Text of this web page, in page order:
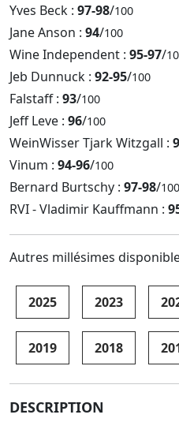
Yves Beck : 97-98/100
Jane Anson : 94/100
Wine Independent : 95-97/
Jeb Dunnuck : 92-95/100
Falstaff : 93/100
Jeff Leve : 96/100
WeinWisser Tjark Witzgall :
Vinum : 94-96/100
Bernard Burtschy : 97-98/100
RVI - Vladimir Kauffmann :
Autres millésimes
2025 2023
2019 2018
DESCRIPTION